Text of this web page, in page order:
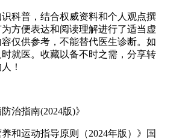
科普，结合权威资料和个人观点撰
方便表达和阅读理解进行了适当虚
仅供参考，不能替代医生诊断。如
就医。收藏以备不时之需，分享转
！
治指南(2024版)》
养和运动指导原则（2024年版）》国